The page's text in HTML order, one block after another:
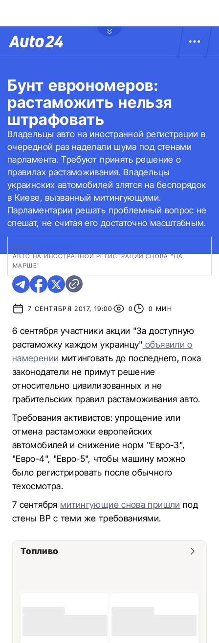
Бунт еврономеров:
растаможить нельзя
штрафовать
Владельцы авто на иностранной регистрации в
очередной раз наделали шума под стенами
парламента. Требуют принять решение о
правилах растаможивания. Владельцы
украинских автомобилей злятся на беспорядок
в Киеве, вызванный митингующими.
Парламентарии решать проблемный вопрос не
спешат, не считая его достаточно масштабным.
ФОТО:
АВТО НА ИНОСТРАННОЙ РЕГИСТРАЦИИ СНОВА "НА
МАРШЕ"
7 СЕНТЯБРЯ 2017, 19:00 0 0 МИН
6 сентября участники акции "За доступную
растаможку каждом украинцу" объявили о
намерении митинговать до последнего, пока
законодатели не примут решение
относительно цивилизованных и не
грабительских правил растаможивания авто.
Требования активистов: упрощение или
отмена растаможки европейских
автомобилей и снижение норм "Евро-3",
"Евро-4", "Евро-5", чтобы машину можно
было регистрировать после обычного
техосмотра.
7 сентября митингующие снова пришли под
стены ВР с теми же требованиями.
Топливо